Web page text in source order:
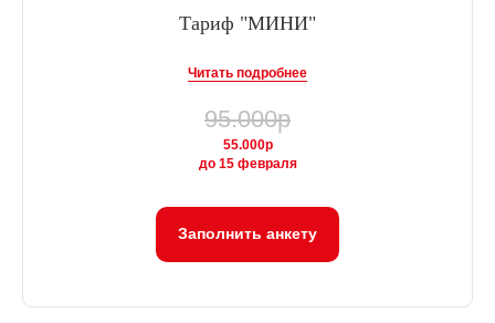
Тариф "МИНИ"
Читать подробнее
95.000р
55.000р
до 15 февраля
Заполнить анкету
политикой конфиденциальности
Хочу на курс